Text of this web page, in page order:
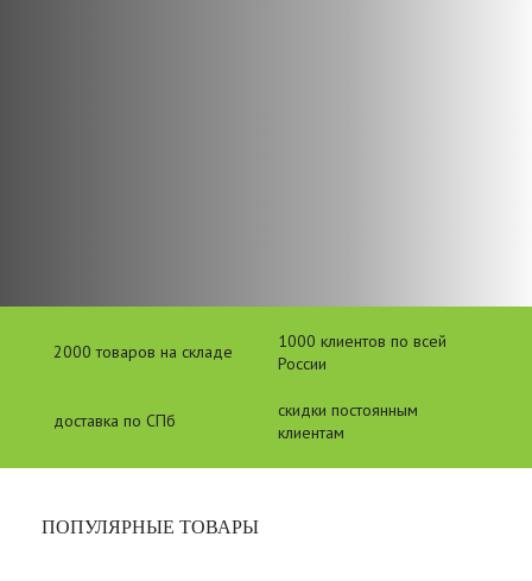
2000 товаров на складе
1000 клиентов по всей
России
доставка по СПб
скидки постоянным
клиентам
ПОПУЛЯРНЫЕ ТОВАРЫ